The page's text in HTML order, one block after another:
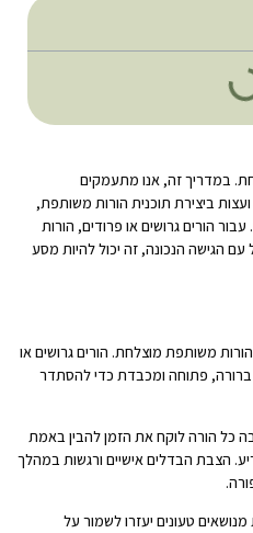
במדריך זה, אנו מתעמקים
ביצירת תוכנית הורות משותפת,
הורים גרושים או פרודים, הורות
הגישה הנכונה, זה יכול להיות מסע
משותפת מוצלחת. הורים גרושים או
פתוחה ומכבדת כדי להסתדר
כל הורה לוקח את הזמן להבין באמת
הצבת הבדלים אישיים ורגשות במהלך
טעונים יעזרו לשמור על